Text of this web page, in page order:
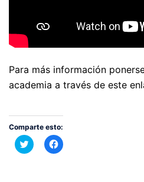
Para más información
academia a través de este
Comparte esto:
Haz
clic
Haz
clic